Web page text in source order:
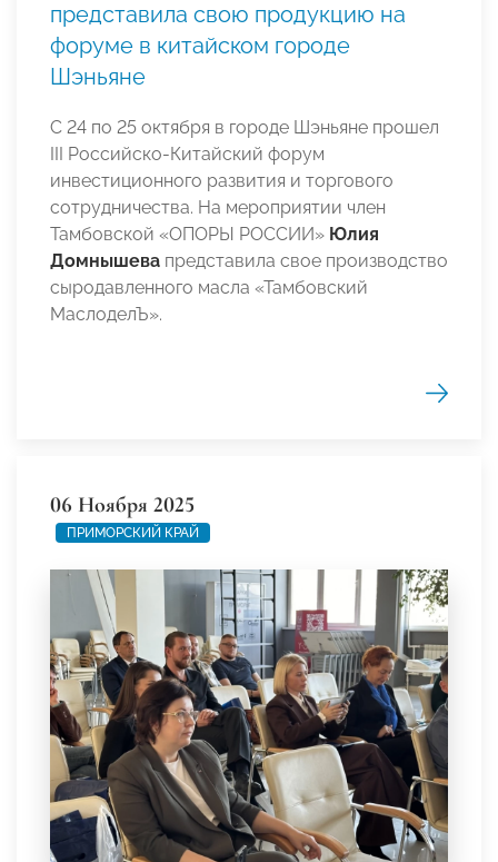
представила свою продукцию на
форуме в китайском городе
Шэньяне
С 24 по 25 октября в городе Шэньяне прошел
III Российско-Китайский форум
инвестиционного развития и торгового
сотрудничества. На мероприятии член
Тамбовской «ОПОРЫ РОССИИ» Юлия
Домнышева представила свое производство
сыродавленного масла «Тамбовский
МаслоделЪ».
06 Ноября 2025
ПРИМОРСКИЙ КРАЙ